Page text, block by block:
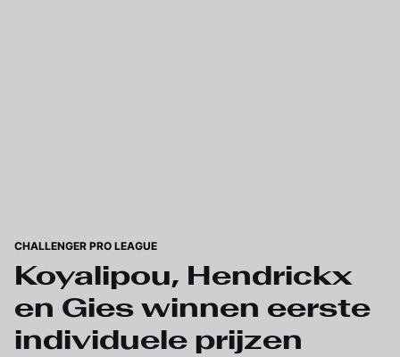
CHALLENGER PRO LEAGUE
Koyalipou, Hendrickx
en Gies winnen eerste
individuele prijzen